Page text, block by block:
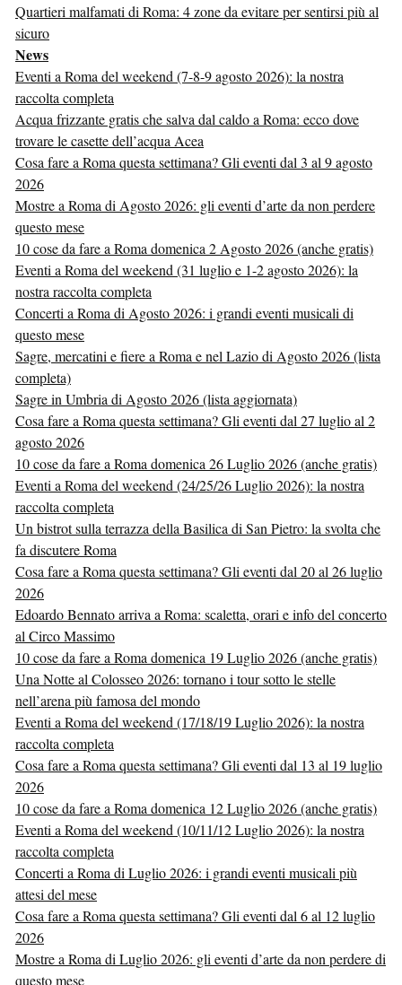
Quartieri malfamati di Roma: 4 zone da evitare per sentirsi più al
sicuro
News
Eventi a Roma del weekend (7-8-9 agosto 2026): la nostra
raccolta completa
Acqua frizzante gratis che salva dal caldo a Roma: ecco dove
trovare le casette dell’acqua Acea
Cosa fare a Roma questa settimana? Gli eventi dal 3 al 9 agosto
2026
Mostre a Roma di Agosto 2026: gli eventi d’arte da non perdere
questo mese
10 cose da fare a Roma domenica 2 Agosto 2026 (anche gratis)
Eventi a Roma del weekend (31 luglio e 1-2 agosto 2026): la
nostra raccolta completa
Concerti a Roma di Agosto 2026: i grandi eventi musicali di
questo mese
Sagre, mercatini e fiere a Roma e nel Lazio di Agosto 2026 (lista
completa)
Sagre in Umbria di Agosto 2026 (lista aggiornata)
Cosa fare a Roma questa settimana? Gli eventi dal 27 luglio al 2
agosto 2026
10 cose da fare a Roma domenica 26 Luglio 2026 (anche gratis)
Eventi a Roma del weekend (24/25/26 Luglio 2026): la nostra
raccolta completa
Un bistrot sulla terrazza della Basilica di San Pietro: la svolta che
fa discutere Roma
Cosa fare a Roma questa settimana? Gli eventi dal 20 al 26 luglio
2026
Edoardo Bennato arriva a Roma: scaletta, orari e info del concerto
al Circo Massimo
10 cose da fare a Roma domenica 19 Luglio 2026 (anche gratis)
Una Notte al Colosseo 2026: tornano i tour sotto le stelle
nell’arena più famosa del mondo
Eventi a Roma del weekend (17/18/19 Luglio 2026): la nostra
raccolta completa
Cosa fare a Roma questa settimana? Gli eventi dal 13 al 19 luglio
2026
10 cose da fare a Roma domenica 12 Luglio 2026 (anche gratis)
Eventi a Roma del weekend (10/11/12 Luglio 2026): la nostra
raccolta completa
Concerti a Roma di Luglio 2026: i grandi eventi musicali più
attesi del mese
Cosa fare a Roma questa settimana? Gli eventi dal 6 al 12 luglio
2026
Mostre a Roma di Luglio 2026: gli eventi d’arte da non perdere di
questo mese